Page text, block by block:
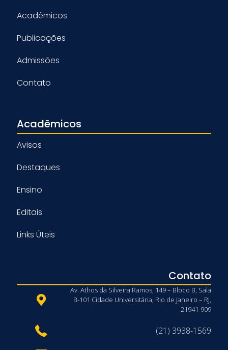
Acadêmicos
Publicações
Admissões
Contato
Acadêmicos
Avisos
Destaques
Ensino
Editais
Links Úteis
Contato
Av. Athos da Silveira Ramos, 149 – Bloco B, Sala
B-101 Cidade Universitária, Rio de Janeiro – RJ,
21941-909
(21) 3938-1569